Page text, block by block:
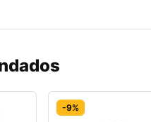
-9%